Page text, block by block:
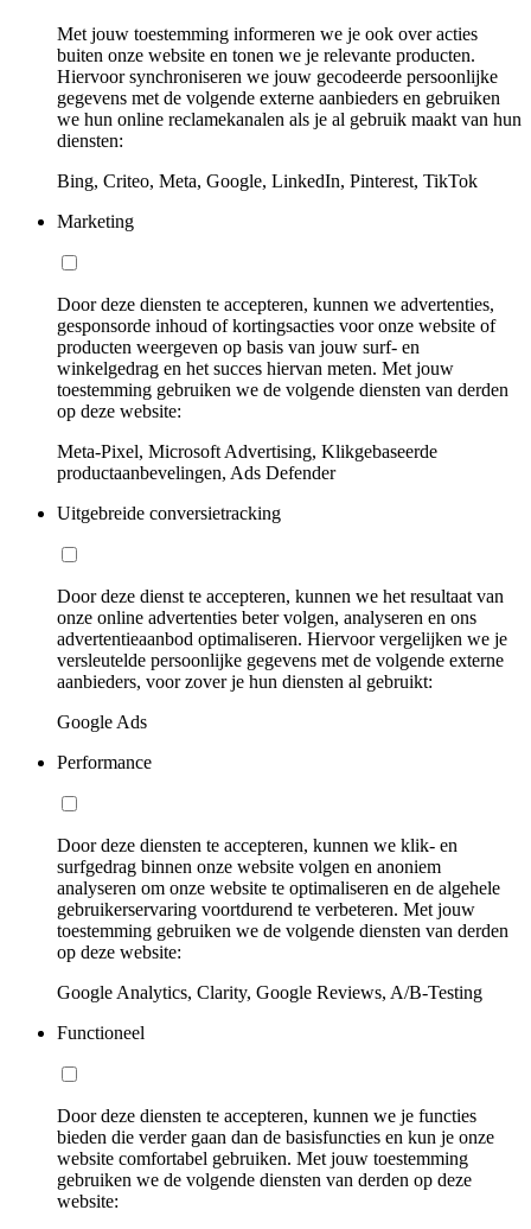
Met jouw toestemming informeren we je ook over acties
buiten onze website en tonen we je relevante producten.
Hiervoor synchroniseren we jouw gecodeerde persoonlijke
gegevens met de volgende externe aanbieders en gebruiken
we hun online reclamekanalen als je al gebruik maakt van hun
diensten:
Bing, Criteo, Meta, Google, LinkedIn, Pinterest, TikTok
Marketing
Door deze diensten te accepteren, kunnen we advertenties,
gesponsorde inhoud of kortingsacties voor onze website of
producten weergeven op basis van jouw surf- en
winkelgedrag en het succes hiervan meten. Met jouw
toestemming gebruiken we de volgende diensten van derden
op deze website:
Meta-Pixel, Microsoft Advertising, Klikgebaseerde
productaanbevelingen, Ads Defender
Uitgebreide conversietracking
Door deze dienst te accepteren, kunnen we het resultaat van
onze online advertenties beter volgen, analyseren en ons
advertentieaanbod optimaliseren. Hiervoor vergelijken we je
versleutelde persoonlijke gegevens met de volgende externe
aanbieders, voor zover je hun diensten al gebruikt:
Google Ads
Performance
Door deze diensten te accepteren, kunnen we klik- en
surfgedrag binnen onze website volgen en anoniem
analyseren om onze website te optimaliseren en de algehele
gebruikerservaring voortdurend te verbeteren. Met jouw
toestemming gebruiken we de volgende diensten van derden
op deze website:
Google Analytics, Clarity, Google Reviews, A/B-Testing
Functioneel
Door deze diensten te accepteren, kunnen we je functies
bieden die verder gaan dan de basisfuncties en kun je onze
website comfortabel gebruiken. Met jouw toestemming
gebruiken we de volgende diensten van derden op deze
website: